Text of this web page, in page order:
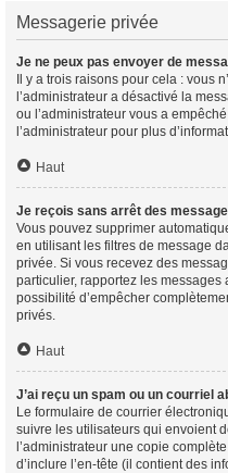
Messagerie privée
Je ne peux pas envoyer de
Il y a trois raisons pour cela : vous
l’administrateur a désactivé la
ou l’administrateur vous a
l’administrateur pour plus
Haut
Je reçois sans arrêt des
Vous pouvez supprimer
en utilisant les filtres de message
privée. Si vous recevez des
particulier, rapportez les
possibilité d’empêcher
privés.
Haut
J’ai reçu un spam ou un courriel
Le formulaire de courrier
suivre les utilisateurs qui envoient
l’administrateur une copie
d’inclure l’en-tête (il contient des